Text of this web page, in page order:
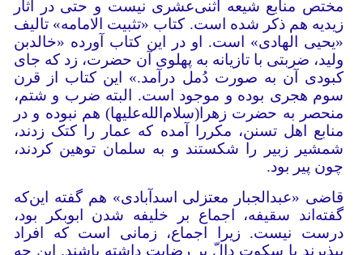
مختص منابع شیعه اثنی‌عشری نیست و حتی در آثار
زیدیه هم ذکر شده است. کتاب «تثبیت الامامه» تالیف
«یحیی الهادی» است. او در این کتاب آورده «خالدبن
ولید، ضربتی با تازیانه به پهلوی آن حضرت، زد که جای
کبودی آن به صورت دُمل درآمد.» این کتاب از قرن
سوم هجری بوده و موجود است. البته ضرب و شتم،
منحصر به حضرت زهرا(سلام‌الله‌‌علیها) هم نبوده و در
منابع اهل تسنن، مکررا آمده که عمار را کتک زدند،
شمشیر زبیر را شکستند و به سلمان توهین کردند،
چون پیر بود.
قاضی «عبدالجبار معتزلی اسدآبادی» هم گفته این‌که
گفته‌اند سقیفه، اجماع بر خلیفه شدن ابوبکر بود،
درست نیست. زیرا اجماع، زمانی است که افراد
بپذیرند یا سکوت دالّ بر رضایت داشته باشند. این چه